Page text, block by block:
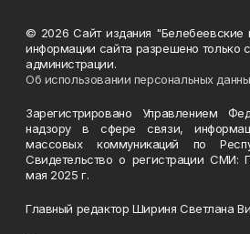
© 2026 Сайт издания "Белебеевские
информации сайта разрешено только
администрации.
Об использовании персональных
Зарегистрировано Управлением
надзору в сфере связи,
массовых коммуникаций по
Свидетельство о регистрации
мая 2025 г.
Главный редактор Шириня Светлана